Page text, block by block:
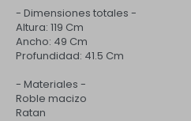
- Dimensiones totales -
Altura: 119 Cm
Ancho: 49 Cm
Profundidad: 41.5 Cm
- Materiales -
Roble macizo
Ratan